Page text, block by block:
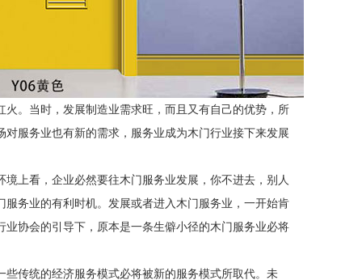
。当时，发展制造业需求旺，而且又有自己的优势，所
服务业也有新的需求，服务业成为木门行业接下来发展
上看，企业必然要往木门服务业发展，你不进去，别人
务业的有利时机。发展或者进入木门服务业，一开始肯
协会的引导下，原本是一条生僻小径的木门服务业必将
传统的经济服务模式必将被新的服务模式所取代。未